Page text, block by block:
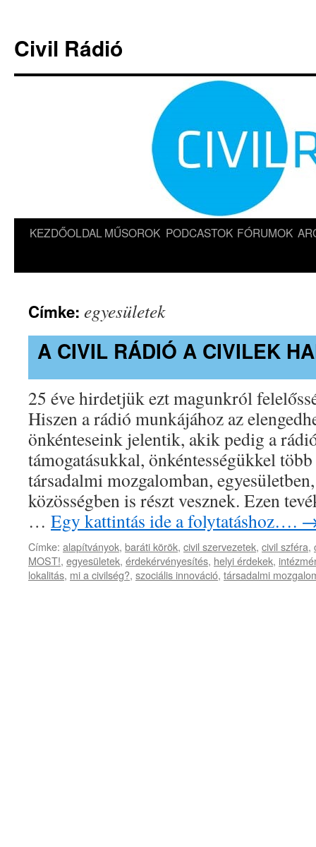
tartalomba
Civil Rádió
KEZDŐOLDAL MŰSOROK PODCASTOK FÓRUMOK
Címke: egyesületek
A CIVIL RÁDIÓ A CIVILEK
25 éve hirdetjük ezt magunkról
Hiszen a rádió munkájához az
önkénteseink jelentik, akik pedig a
támogatásukkal, önkéntességükkel
társadalmi mozgalomban,
közösségben is részt vesznek. Ezen
… Egy kattintás ide a folytatáshoz….
Címke: alapítványok, baráti körök, civil szervezetek, civil szféra,
MOST!, egyesületek, érdekérvényesítés, helyi érdekek,
lokalitás, mi a civilség?, szociális innováció, társadalmi